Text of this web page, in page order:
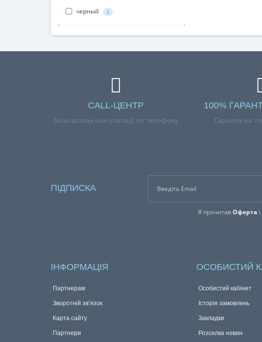
Колір
CALL-ЦЕНТР 100%
Партнерам
Зворотній зв’язок
Карта сайту
Особистий кабінет
Історія замовлень
Закладки